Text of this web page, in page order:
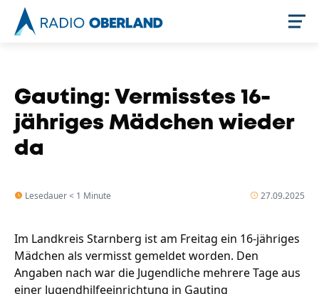
Newsreader
Gauting: Vermisstes 16-
jähriges Mädchen wieder
da
Lesedauer < 1 Minute 27.09.2025
Im Landkreis Starnberg ist am Freitag ein 16-jähriges
Mädchen als vermisst gemeldet worden. Den
Angaben nach war die Jugendliche mehrere Tage aus
einer Jugendhilfeeinrichtung in Gauting